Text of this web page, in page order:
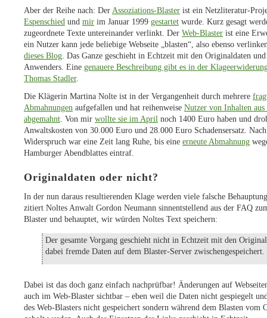
Aber der Reihe nach: Der Assoziations-Blaster ist ein Netzliteratur-
Espenschied und mir im Januar 1999 gestartet wurde. Kurz gesagt
zugeordnete Texte untereinander verlinkt. Der Web-Blaster ist eine
ein Nutzer kann jede beliebige Webseite „blasten“, also ebenso
dieses Blog. Das Ganze geschieht in Echtzeit mit den Originaldaten
Anwenders. Eine genauere Beschreibung gibt es in der
Thomas Stadler.
Die Klägerin Martina Nolte ist in der Vergangenheit durch mehrere
Abmahnungen aufgefallen und hat reihenweise Nutzer von Inhalten
abgemahnt . Von mir wollte sie im April noch 1400 Euro haben und
Anwaltskosten von 30.000 Euro und 28.000 Euro Schadensersatz.
Widerspruch war eine Zeit lang Ruhe, bis eine erneute Abmahnung
Hamburger Abendblattes eintraf.
Originaldaten oder nicht?
In der nun daraus resultierenden Klage werden viele falsche
zitiert Noltes Anwalt Gordon Neumann sinnentstellend aus der FAQ
Blaster und behauptet, wir würden Noltes Text speichern:
Der gesamte Vorgang geschieht nicht in Echtzeit mit den
dabei fremde Daten auf dem Blaster-Server zwischengespeichert.
Dabei ist das doch ganz einfach nachprüfbar! Änderungen auf
auch im Web-Blaster sichtbar – eben weil die Daten nicht gespiegelt
des Web-Blasters nicht gespeichert sondern während dem Blasten vom